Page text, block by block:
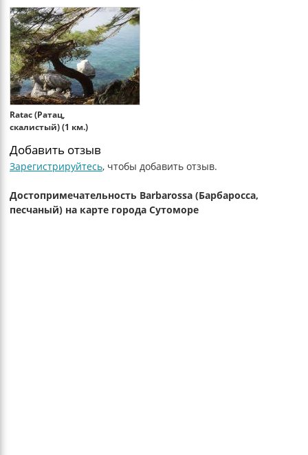
Ratac (Ратац,
скалистый) (1 км.)
Добавить отзыв
Зарегистрируйтесь, чтобы добавить отзыв.
Достопримечательность Barbarossa (Барбаросса,
песчаный) на карте города Сутоморе